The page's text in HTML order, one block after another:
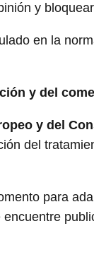
y
en la
y del
y del
del
para